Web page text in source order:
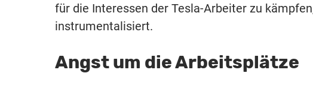
für die Interessen der Tesla-Arbeiter zu
instrumentalisiert.
Angst um die Arbeitsplätze